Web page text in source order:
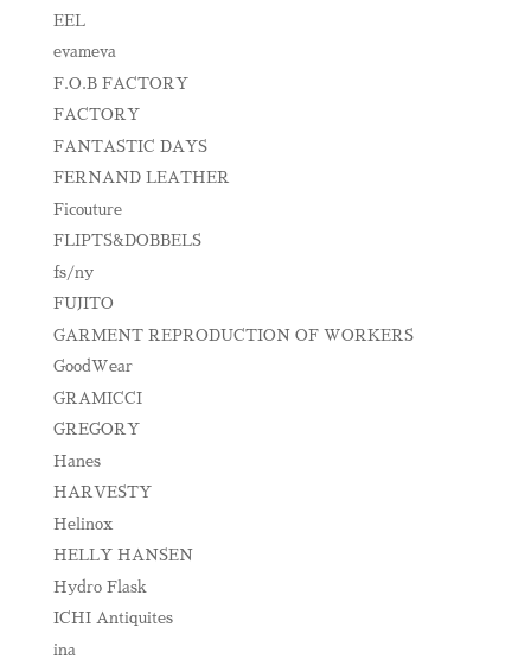
EEL
evameva
F.O.B FACTORY
FACTORY
FANTASTIC DAYS
FERNAND LEATHER
Ficouture
FLIPTS&DOBBELS
fs/ny
FUJITO
GARMENT REPRODUCTION OF WORKERS
GoodWear
GRAMICCI
GREGORY
Hanes
HARVESTY
Helinox
HELLY HANSEN
Hydro Flask
ICHI Antiquites
ina